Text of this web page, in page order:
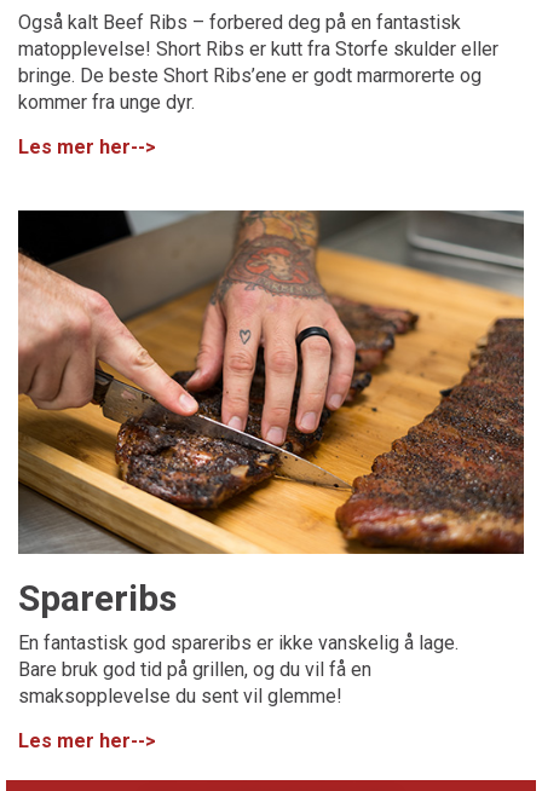
Også kalt Beef Ribs – forbered deg på en fantastisk
matopplevelse! Short Ribs er kutt fra Storfe skulder eller
bringe. De beste Short Ribs’ene er godt marmorerte og
kommer fra unge dyr.
Les mer her-->
Spareribs
En fantastisk god spareribs er ikke vanskelig å lage.
Bare bruk god tid på grillen, og du vil få en
smaksopplevelse du sent vil glemme!
Les mer her-->